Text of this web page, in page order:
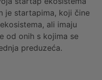
je startapima, koji čine
ali imaju
od onih s kojima se
preduzeća.